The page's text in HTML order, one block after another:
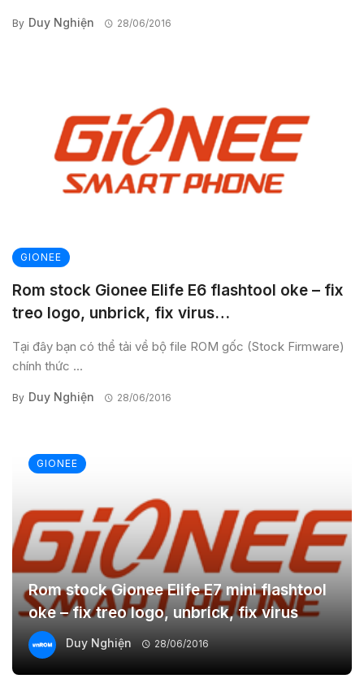
By Duy Nghiện 28/06/2016
GIONEE
Rom stock Gionee Elife E6 flashtool oke – fix
treo logo, unbrick, fix virus…
Tại đây bạn có thể tải về bộ file ROM gốc (Stock Firmware)
chính thức ...
By Duy Nghiện 28/06/2016
Rom stock Gionee Elife E7 mini flashtool
oke – fix treo logo, unbrick, fix virus
Duy Nghiện 28/06/2016
GIONEE